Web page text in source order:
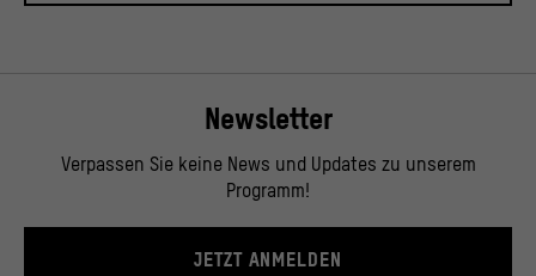
Newsletter
Verpassen Sie keine News und Updates zu unserem
Programm!
JETZT ANMELDEN